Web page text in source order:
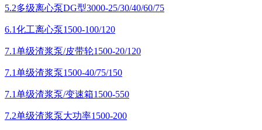
5.2多级离心泵DG型3000-25/30/40/60/75
6.1化工离心泵1500-100/120
7.1单级渣浆泵/皮带轮1500-20/120
7.1单级渣浆泵1500-40/75/150
7.1单级渣浆泵/变速箱1500-550
7.2单级渣浆泵大功率1500-200